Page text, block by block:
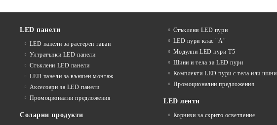
LED панели
LED панели за растерен таван
Ултратънки LED панели
Стъклени LED панели
LED панели за външен монтаж
Аксесоари за LED панели
Промоционални предложения
Соларни продукти
Стъклени LED пури
LED пури клас "А"
Модулни LED пури T5
Шини и тела за LED пури
Комплекти LED пури с тела или шини
Промоционални предложения
LED ленти
Корнизи за скрито осветление